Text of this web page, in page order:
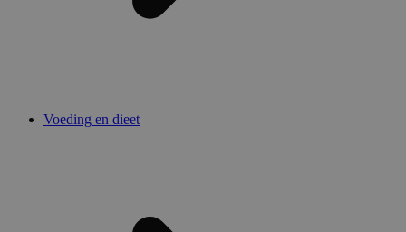
Voeding en dieet